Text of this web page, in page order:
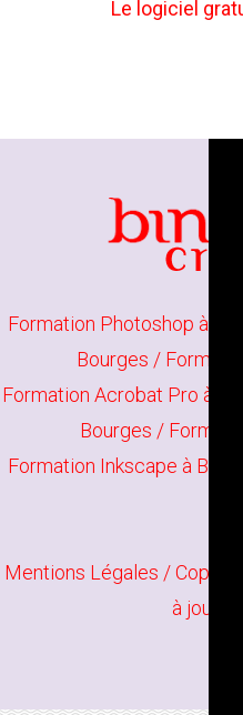
Le logiciel
Formation Photoshop à
Bourges /
Formation Acrobat Pro à
Bourges /
Formation Inkscape à
Mentions Légales /
à jour